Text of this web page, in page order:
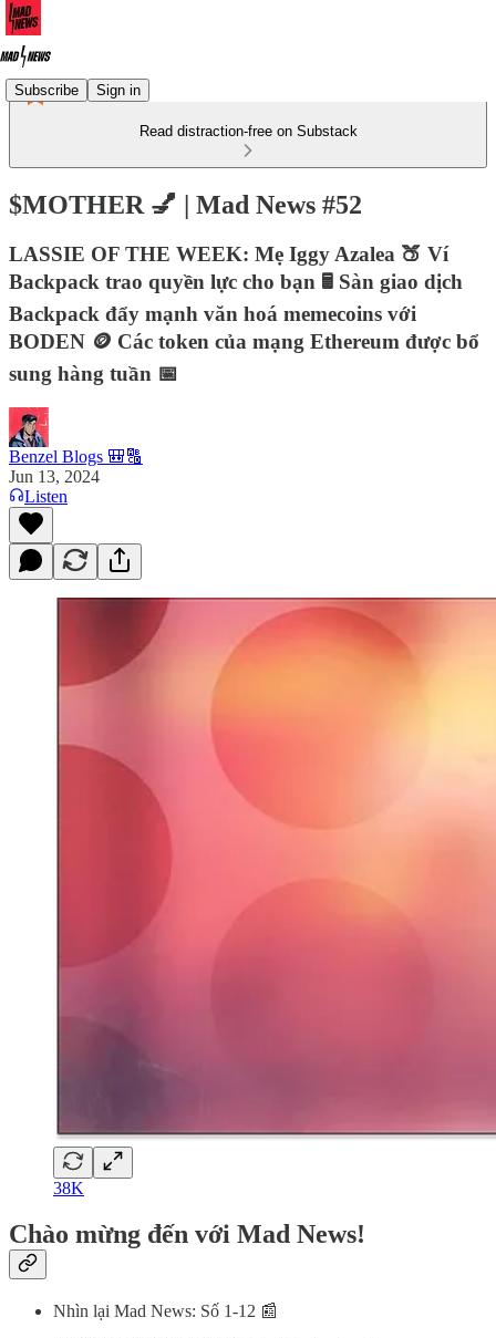
Subscribe Sign in
Read distraction-free on Substack
$MOTHER 💅 | Mad News #52
LASSIE OF THE WEEK: Mẹ Iggy Azalea 🍑 Ví
Backpack trao quyền lực cho bạn 🖩 Sàn giao dịch
Backpack đẩy mạnh văn hoá memecoins với
BODEN 🪙 Các token của mạng Ethereum được bổ
sung hàng tuần 📅
Benzel Blogs 🎒🔠
Jun 13, 2024
Listen
38K
Chào mừng đến với Mad News!
Nhìn lại Mad News: Số 1-12 📰